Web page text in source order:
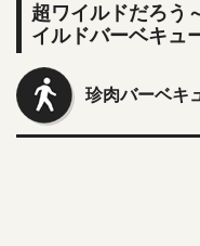
超ワイルドだろう
イルドバーベキュ
珍肉バーベキ